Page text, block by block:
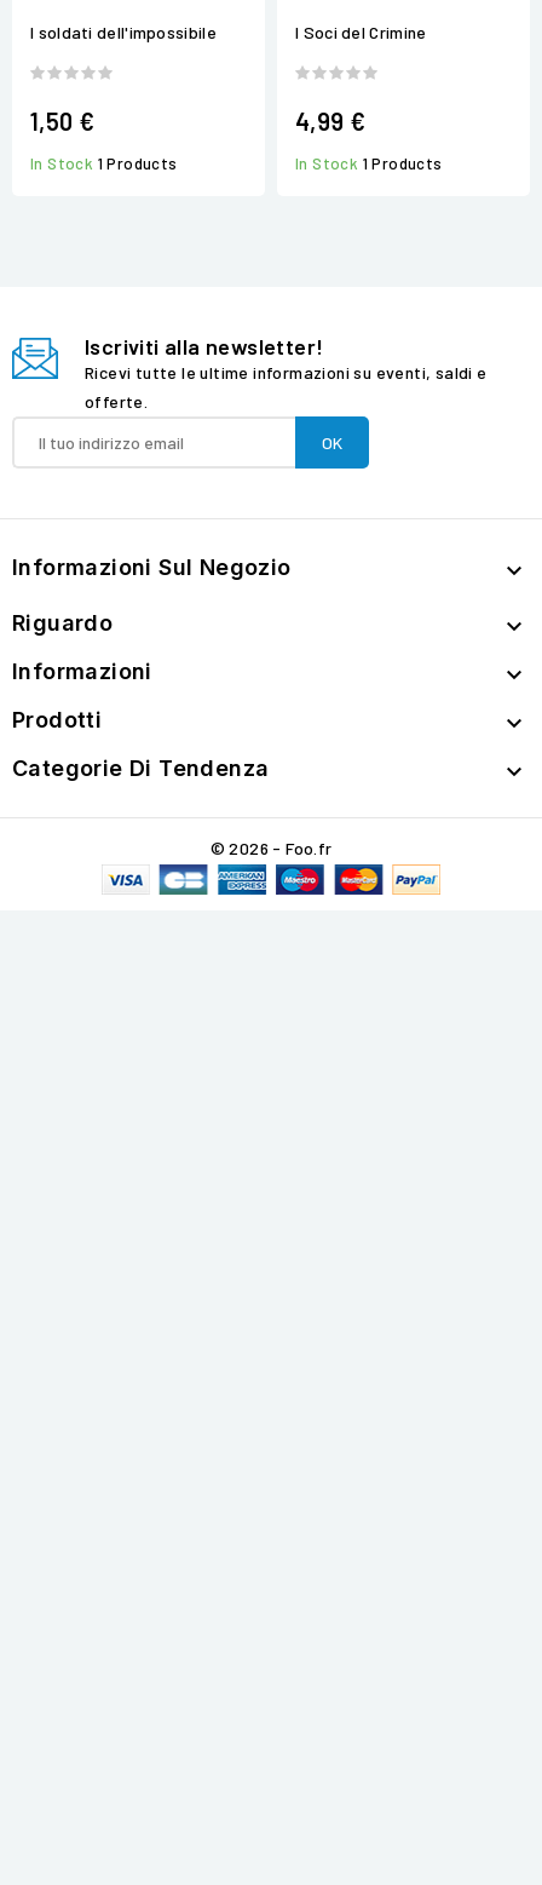
I soldati dell'impossibile
1,50 €
In Stock 1 Products
I Soci del Crimine
4,99 €
In Stock 1 Products
Iscriviti alla newsletter!
Ricevi tutte le ultime informazioni su eventi, saldi e
offerte.
Informazioni Sul Negozio 
Riguardo 
Informazioni 
Prodotti 
Categorie Di Tendenza 
© 2026 - Foo.fr